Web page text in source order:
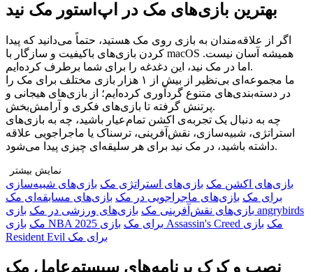
بهترین بازی‌های مک در اپ‌استور مک نید
اگر از علاقه‌مندان به بازی روی مک هستید، حتماً می‌دانید که پیدا
کردن بازی‌های باکیفیت و سازگار با macOS همیشه آسان نیست.
اما در مک نید، این دغدغه را برای شما برطرف کرده‌ایم.
ما مجموعه‌ای بی‌نظیر از بیش از ۱ هزار بازی مختلف برای مک را
در دسته‌بندی‌های متنوع گردآوری کرده‌ایم؛ از بازی‌های هیجانی و
پرتنش گرفته تا بازی‌های فکری و آرامش‌بخش.
چه به دنبال یک تجربه‌ی اکشن تمام‌عیار باشید، چه به بازی‌های
استراتژی، شبیه‌سازی، نقش‌آفرینی، ترسناک یا ماجراجویی علاقه
داشته باشید، در مک نید برای هر سلیقه‌ای چیزی پیدا می‌شود.
همه بازی‌ها همراه با راهنمای نصب کامل فارسی – به‌صورت متنی
چرا مک نید برای گیمرهای مک انتخاب مناسبی‌ست؟
🔹 تنوع بی‌نظیر در ژانرها: اکشن، استراتژی، شبیه‌سازی، ماجرایی،
آنلاین، کلاسیک و بیشتر
🔹 سازگاری کامل با نسخه‌های مختلف macOS
نمایش بیشتر
بازی‌های اکشن مک بازی‌های استراتژی مک بازی‌های شبیه‌سازی
برای مک بازی‌های ماجراجویی در مک بازی‌های مسابقه‌ای مک
بازی‌های نقش‌آفرینی مک بازی‌های ورزشی در مک بازی angrybirds
مک
بازی NBA 2025 برای مک بازی Assassin's Creed مک بازی
Resident Evil برای مک
نصب و کرک برنامه‌های سیستم‌عامل مک